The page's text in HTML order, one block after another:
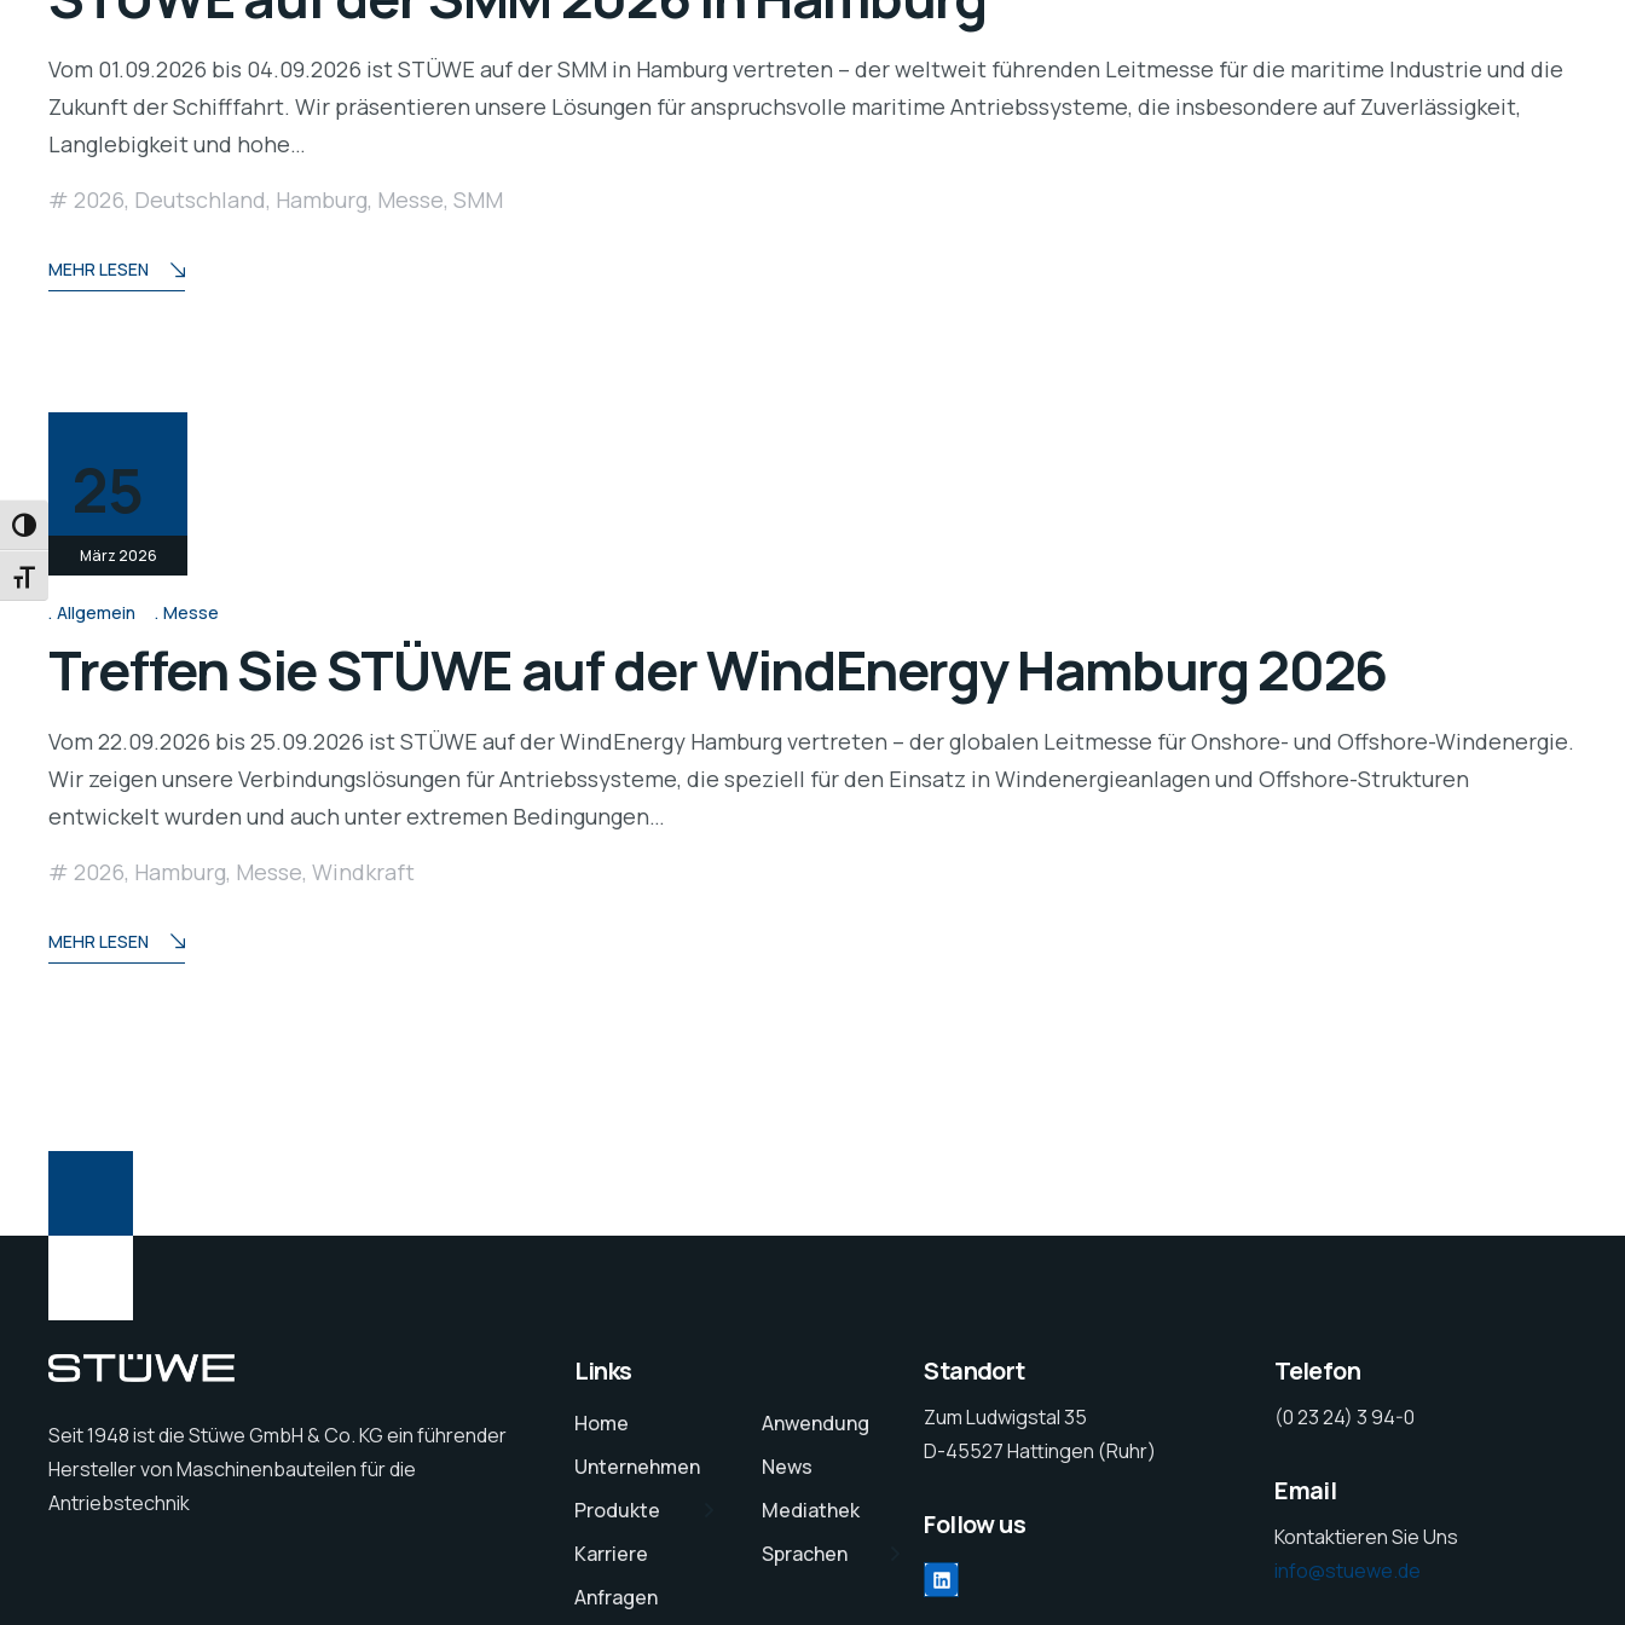
UMSCHALTEN AUF HOHE KONTRASTE
SCHRIFT VERGRÖSSERN
Vom 01.09.2026 bis 04.09.2026 ist STÜWE auf der SMM in Hamburg vertreten – der weltweit führenden Leitmesse für die maritime Industrie und die
Zukunft der Schifffahrt. Wir präsentieren unsere Lösungen für anspruchsvolle maritime Antriebssysteme, die insbesondere auf Zuverlässigkeit,
Langlebigkeit und hohe…
2026, Deutschland, Hamburg, Messe, SMM
MEHR LESEN
25
März 2026
Allgemein Messe
Treffen Sie STÜWE auf der WindEnergy Hamburg 2026
Vom 22.09.2026 bis 25.09.2026 ist STÜWE auf der WindEnergy Hamburg vertreten – der globalen Leitmesse für Onshore- und Offshore-Windenergie.
Wir zeigen unsere Verbindungslösungen für Antriebssysteme, die speziell für den Einsatz in Windenergieanlagen und Offshore-Strukturen
entwickelt wurden und auch unter extremen Bedingungen…
2026, Hamburg, Messe, Windkraft
MEHR LESEN
Seit 1948 ist die Stüwe GmbH & Co. KG ein führender
Hersteller von Maschinenbauteilen für die
Antriebstechnik
Links
Home
Unternehmen
Produkte
Karriere
Anfragen
Anwendung
News
Mediathek
Sprachen
Standort
Zum Ludwigstal 35
D-45527 Hattingen (Ruhr)
Follow us
LinkedIn
Telefon
(0 23 24) 3 94-0
Email
Kontaktieren Sie Uns
info@stuewe.de